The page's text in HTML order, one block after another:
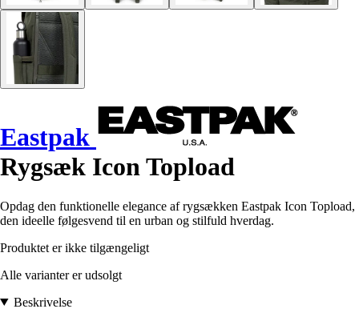
Eastpak
Rygsæk Icon Topload
Opdag den funktionelle elegance af rygsækken Eastpak Icon Topload,
den ideelle følgesvend til en urban og stilfuld hverdag.
Produktet er ikke tilgængeligt
Alle varianter er udsolgt
Beskrivelse